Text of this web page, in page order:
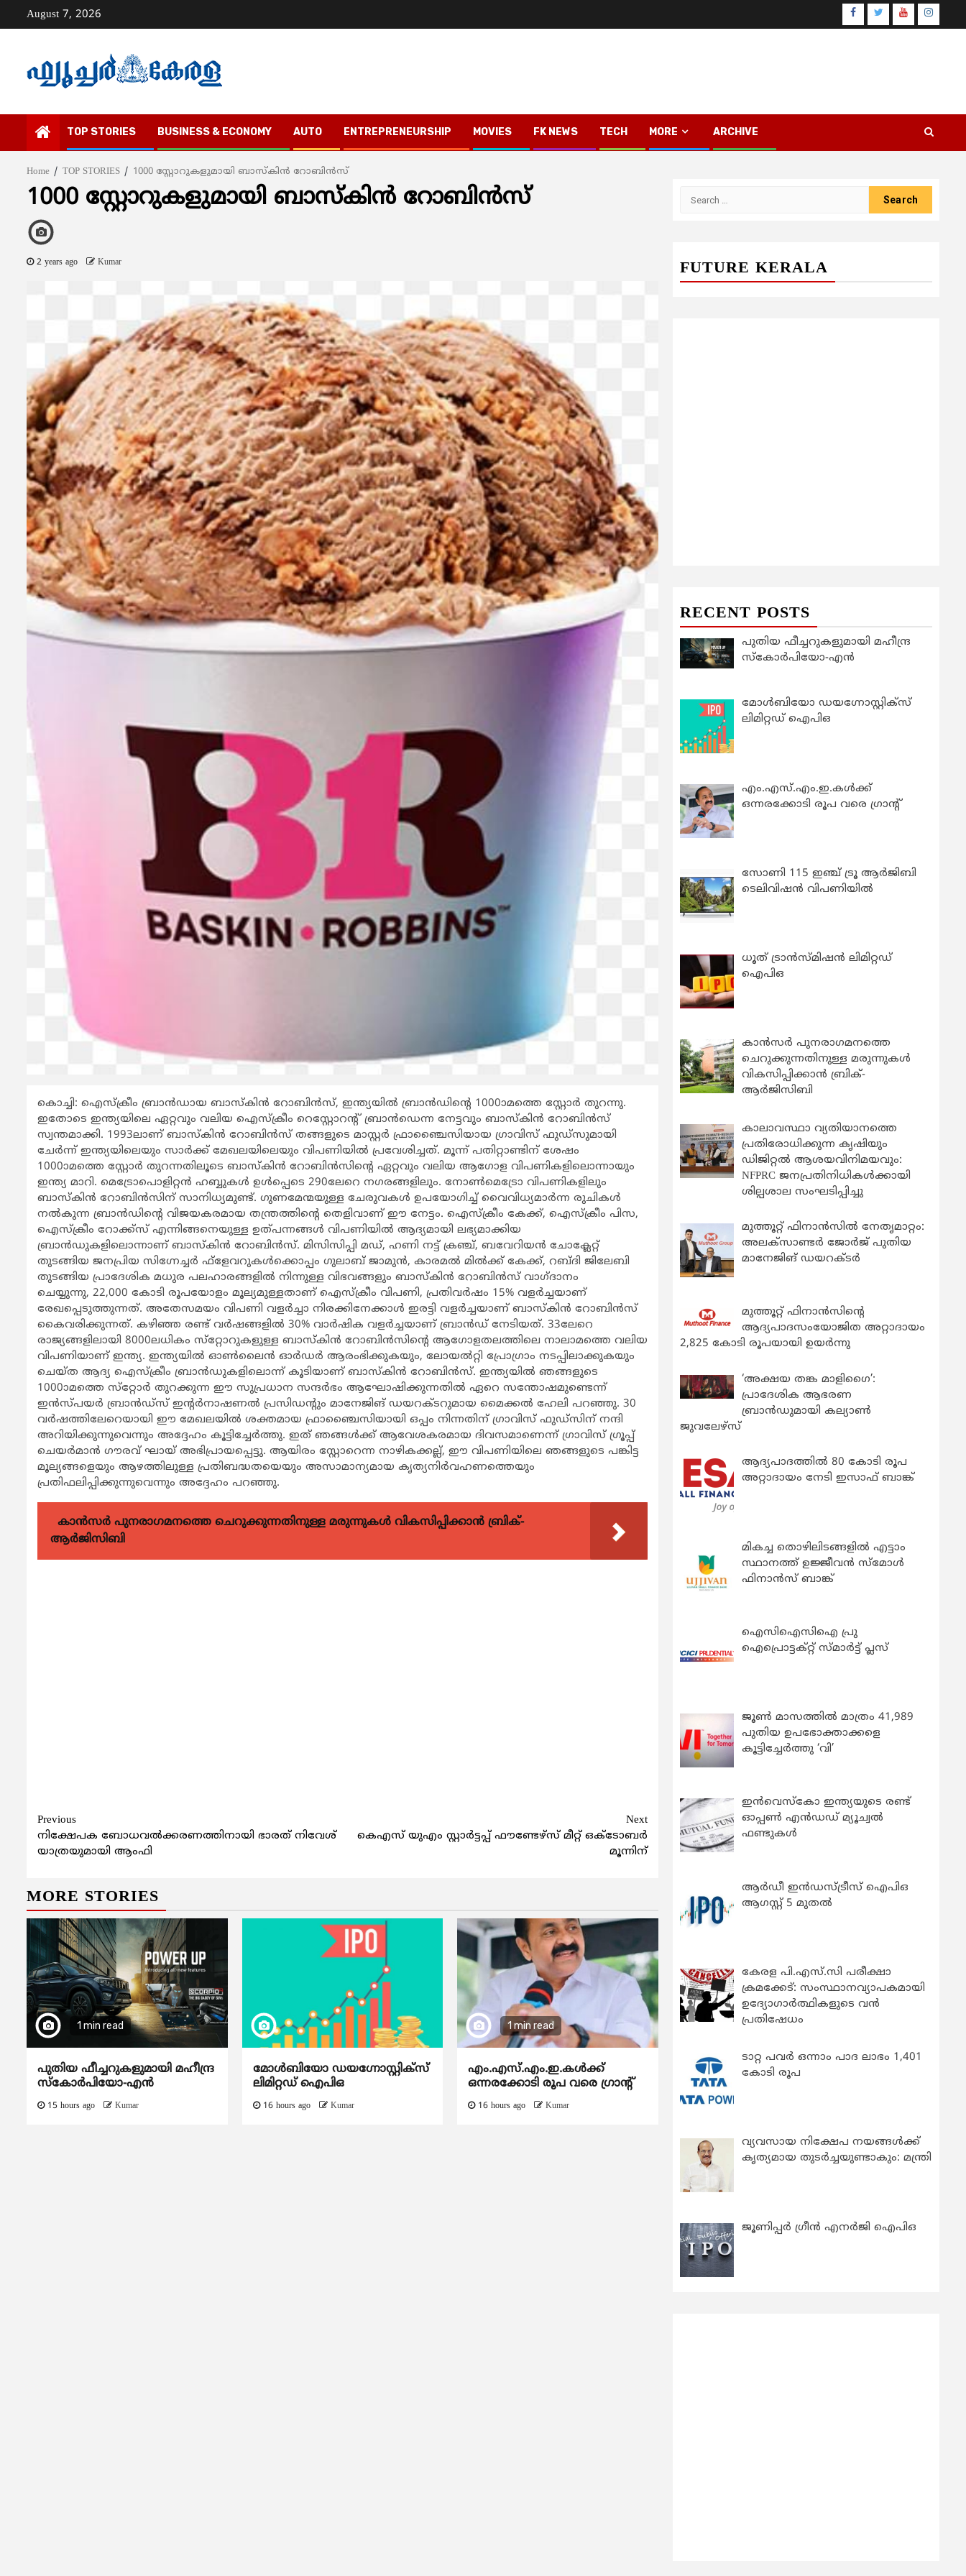
August 7, 2026 Facebook
TwitterYoutube
TOP STORIES BUSINESS & ECONOMY AUTO ENTREPRENEURSHIP MOVIES FK NEWS TECH MORE ARCHIVE
Home TOP STORIES 1000 സ്റ്റോറുകളുമായി ബാസ്‌കിന്‍ റോബിന്‍സ്
1000 സ്റ്റോറുകളുമായി ബാസ്‌കിന്‍ റോബിന്‍സ്
2 years ago Kumar
കൊച്ചി: ഐസ്‌ക്രീം ബ്രാന്‍ഡായ ബാസ്‌കിന്‍ റോബിന്‍സ്, ഇന്ത്യയില്‍ ബ്രാന്‍ഡിന്റെ 1000ാമത്തെ സ്റ്റോര്‍ തുറന്നു.
ഇതോടെ ഇന്ത്യയിലെ ഏറ്റവും വലിയ ഐസ്‌ക്രീം റെസ്റ്റോറന്റ് ബ്രാന്‍ഡെന്ന നേട്ടവും ബാസ്‌കിന്‍ റോബിന്‍സ്
സ്വന്തമാക്കി. 1993ലാണ് ബാസ്‌കിന്‍ റോബിന്‍സ് തങ്ങളുടെ മാസ്റ്റര്‍ ഫ്രാഞ്ചൈസിയായ ഗ്രാവിസ് ഫുഡ്‌സുമായി
ചേര്‍ന്ന് ഇന്ത്യയിലെയും സാര്‍ക്ക് മേഖലയിലെയും വിപണിയില്‍ പ്രവേശിച്ചത്. മൂന്ന് പതിറ്റാണ്ടിന് ശേഷം
1000ാമത്തെ സ്റ്റോര്‍ തുറന്നതിലൂടെ ബാസ്‌കിന്‍ റോബിന്‍സിന്റെ ഏറ്റവും വലിയ ആഗോള വിപണികളിലൊന്നായും
ഇന്ത്യ മാറി. മെട്രോപൊളിറ്റന്‍ ഹബ്ബുകള്‍ ഉള്‍പ്പെടെ 290ലേറെ നഗരങ്ങളിലും. നോണ്‍മെട്രോ വിപണികളിലും
ബാസ്‌കിന്‍ റോബിന്‍സിന് സാനിധ്യമുണ്ട്. ഗുണമേന്മയുള്ള ചേരുവകള്‍ ഉപയോഗിച്ച് വൈവിധ്യമാര്‍ന്ന രുചികള്‍
നല്‍കുന്ന ബ്രാന്‍ഡിന്റെ വിജയകരമായ തന്ത്രത്തിന്റെ തെളിവാണ് ഈ നേട്ടം. ഐസ്‌ക്രീം കേക്ക്, ഐസ്‌ക്രീം പിസ,
ഐസ്‌ക്രീം റോക്ക്‌സ് എന്നിങ്ങനെയുള്ള ഉത്പന്നങ്ങള്‍ വിപണിയില്‍ ആദ്യമായി ലഭ്യമാക്കിയ
ബ്രാന്‍ഡുകളിലൊന്നാണ് ബാസ്‌കിന്‍ റോബിന്‍സ്. മിസിസിപ്പി മഡ്, ഹണി നട്ട് ക്രഞ്ച്, ബവേറിയന്‍ ചോക്ലേറ്റ്
തുടങ്ങിയ ജനപ്രിയ സിഗ്നേച്ചര്‍ ഫ്‌ളേവറുകള്‍ക്കൊപ്പം ഗുലാബ് ജാമുന്‍, കാരമല്‍ മില്‍ക്ക് കേക്ക്, റബ്ദി ജിലേബി
തുടങ്ങിയ പ്രാദേശിക മധുര പലഹാരങ്ങളില്‍ നിന്നുള്ള വിഭവങ്ങളും ബാസ്‌കിന്‍ റോബിന്‍സ് വാഗ്ദാനം
ചെയ്യുന്നു, 22,000 കോടി രൂപയോളം മൂല്യമുള്ളതാണ് ഐസ്‌ക്രീം വിപണി, പ്രതിവര്‍ഷം 15% വളര്‍ച്ചയാണ്
രേഖപ്പെടുത്തുന്നത്. അതേസമയം വിപണി വളര്‍ച്ചാ നിരക്കിനേക്കാള്‍ ഇരട്ടി വളര്‍ച്ചയാണ് ബാസ്‌കിന്‍ റോബിന്‍സ്
കൈവരിക്കുന്നത്. കഴിഞ്ഞ രണ്ട് വര്‍ഷങ്ങളില്‍ 30% വാര്‍ഷിക വളര്‍ച്ചയാണ് ബ്രാന്‍ഡ് നേടിയത്. 33ലേറെ
രാജ്യങ്ങളിലായി 8000ലധികം സ്‌റ്റോറുകളുള്ള ബാസ്‌കിന്‍ റോബിന്‍സിന്റെ ആഗോളതലത്തിലെ നാലാമത്തെ വലിയ
വിപണിയാണ് ഇന്ത്യ. ഇന്ത്യയില്‍ ഓണ്‍ലൈന്‍ ഓര്‍ഡര്‍ ആരംഭിക്കുകയും, ലോയല്‍റ്റി പ്രോഗ്രാം നടപ്പിലാക്കുകയും
ചെയ്ത ആദ്യ ഐസ്‌ക്രീം ബ്രാന്‍ഡുകളിലൊന്ന് കൂടിയാണ് ബാസ്‌കിന്‍ റോബിന്‍സ്. ഇന്ത്യയില്‍ ഞങ്ങളുടെ
1000ാമത്തെ സ്‌റ്റോര്‍ തുറക്കുന്ന ഈ സുപ്രധാന സന്ദര്‍ഭം ആഘോഷിക്കുന്നതില്‍ ഏറെ സന്തോഷമുണ്ടെന്ന്
ഇന്‍സ്പയര്‍ ബ്രാന്‍ഡ്‌സ് ഇന്റര്‍നാഷണല്‍ പ്രസിഡന്റും മാനേജിങ് ഡയറക്ടറുമായ മൈക്കല്‍ ഹേലി പറഞ്ഞു. 30
വര്‍ഷത്തിലേറെയായി ഈ മേഖലയില്‍ ശക്തമായ ഫ്രാഞ്ചൈസിയായി ഒപ്പം നിന്നതിന് ഗ്രാവിസ് ഫുഡ്‌സിന് നന്ദി
അറിയിക്കുന്നുവെന്നും അദ്ദേഹം കൂട്ടിച്ചേര്‍ത്തു. ഇത് ഞങ്ങള്‍ക്ക് ആവേശകരമായ ദിവസമാണെന്ന് ഗ്രാവിസ് ഗ്രൂപ്പ്
ചെയര്‍മാന്‍ ഗൗരവ് ഘായ് അഭിപ്രായപ്പെട്ടു. ആയിരം സ്റ്റോറെന്ന നാഴികക്കല്ല്, ഈ വിപണിയിലെ ഞങ്ങളുടെ പങ്കിട്ട
മൂല്യങ്ങളെയും ആഴത്തിലുള്ള പ്രതിബദ്ധതയെയും അസാമാന്യമായ കൃത്യനിര്‍വഹണത്തെയും
പ്രതിഫലിപ്പിക്കുന്നുവെന്നും അദ്ദേഹം പറഞ്ഞു.
കാന്‍സര്‍ പുനരാഗമനത്തെ ചെറുക്കുന്നതിനുള്ള മരുന്നുകള്‍ വികസിപ്പിക്കാന്‍ ബ്രിക്-
ആര്‍ജിസിബി
Continue
Reading
Previous
നിക്ഷേപക ബോധവല്‍ക്കരണത്തിനായി ഭാരത് നിവേശ്
യാത്രയുമായി ആംഫി
Next
കെഎസ് യുഎം സ്റ്റാര്‍ട്ടപ്പ് ഫൗണ്ടേഴ്സ് മീറ്റ് ഒക്ടോബര്‍
മൂന്നിന്
MORE STORIES
1 min read
പുതിയ ഫീച്ചറുകളുമായി മഹീന്ദ്ര
സ്കോർപിയോ-എൻ
15 hours ago Kumar
മോൾബിയോ ഡയഗ്നോസ്റ്റിക്സ്
ലിമിറ്റഡ് ഐപിഒ
16 hours ago Kumar
1 min read
എം.എസ്.എം.ഇ.കൾക്ക്
ഒന്നരക്കോടി രൂപ വരെ ഗ്രാന്റ്
16 hours ago Kumar
FUTURE KERALA
RECENT POSTS
പുതിയ ഫീച്ചറുകളുമായി മഹീന്ദ്ര
സ്കോർപിയോ-എൻ
മോൾബിയോ ഡയഗ്നോസ്റ്റിക്സ്
ലിമിറ്റഡ് ഐപിഒ
എം.എസ്.എം.ഇ.കൾക്ക്
ഒന്നരക്കോടി രൂപ വരെ ഗ്രാന്റ്
സോണി 115 ഇഞ്ച് ട്രൂ ആർജിബി
ടെലിവിഷൻ വിപണിയിൽ
ധൂത് ട്രാൻസ്മിഷൻ ലിമിറ്റഡ്
ഐപിഒ
കാന്‍സര്‍ പുനരാഗമനത്തെ
ചെറുക്കുന്നതിനുള്ള മരുന്നുകള്‍
വികസിപ്പിക്കാന്‍ ബ്രിക്-
ആര്‍ജിസിബി
കാലാവസ്ഥാ വ്യതിയാനത്തെ
പ്രതിരോധിക്കുന്ന കൃഷിയും
ഡിജിറ്റൽ ആശയവിനിമയവും:
NFPRC ജനപ്രതിനിധികൾക്കായി
ശില്പശാല സംഘടിപ്പിച്ചു
മുത്തൂറ്റ് ഫിനാൻസിൽ നേതൃമാറ്റം:
അലക്സാണ്ടർ ജോർജ് പുതിയ
മാനേജിങ് ഡയറക്ടർ
മുത്തൂറ്റ് ഫിനാൻസിന്റെ
ആദ്യപാദസംയോജിത അറ്റാദായം
2,825 കോടി രൂപയായി ഉയർന്നു
‘അക്ഷയ തങ്ക മാളിഗൈ’:
പ്രാദേശിക ആഭരണ
ബ്രാന്‍ഡുമായി കല്യാണ്‍
ജുവലേഴ്‌സ്
ആദ്യപാദത്തിൽ 80 കോടി രൂപ
അറ്റാദായം നേടി ഇസാഫ് ബാങ്ക്
മികച്ച തൊഴിലിടങ്ങളിൽ എട്ടാം
സ്ഥാനത്ത് ഉജ്ജീവൻ സ്മോൾ
ഫിനാൻസ് ബാങ്ക്
ഐസിഐസിഐ പ്രു
ഐപ്രൊട്ടക്റ്റ് സ്മാർട്ട് പ്ലസ്
ജൂൺ മാസത്തിൽ മാത്രം 41,989
പുതിയ ഉപഭോക്താക്കളെ
കൂട്ടിച്ചേർത്തു ‘വി’
ഇന്‍വെസ്കോ ഇന്ത്യയുടെ രണ്ട്
ഓപ്പണ്‍ എന്‍ഡഡ് മ്യൂച്വല്‍
ഫണ്ടുകള്‍
ആർഡീ ഇൻഡസ്ട്രീസ് ഐപിഒ
ആഗസ്റ്റ് 5 മുതൽ
കേരള പി.എസ്.സി പരീക്ഷാ
ക്രമക്കേട്: സംസ്ഥാനവ്യാപകമായി
ഉദ്യോഗാര്‍ത്ഥികളുടെ വന്‍
പ്രതിഷേധം
ടാറ്റ പവർ ഒന്നാം പാദ ലാഭം 1,401
കോടി രൂപ
വ്യവസായ നിക്ഷേപ നയങ്ങള്‍ക്ക്
കൃത്യമായ തുടര്‍ച്ചയുണ്ടാകും: മന്ത്രി
ജൂണിപ്പർ ഗ്രീൻ എനർജി ഐപിഒ